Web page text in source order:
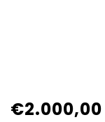
€2.000,00